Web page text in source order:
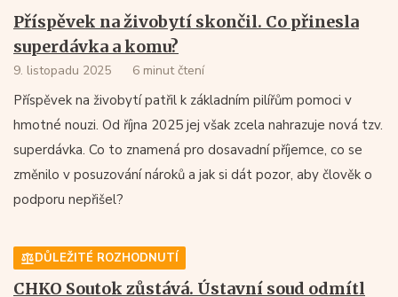
Příspěvek na živobytí skončil. Co přinesla
superdávka a komu?
9. listopadu 2025 6 minut čtení
Příspěvek na živobytí patřil k základním pilířům pomoci v
hmotné nouzi. Od října 2025 jej však zcela nahrazuje nová tzv.
superdávka. Co to znamená pro dosavadní příjemce, co se
změnilo v posuzování nároků a jak si dát pozor, aby člověk o
podporu nepřišel?
DŮLEŽITÉ ROZHODNUTÍ
CHKO Soutok zůstává. Ústavní soud odmítl